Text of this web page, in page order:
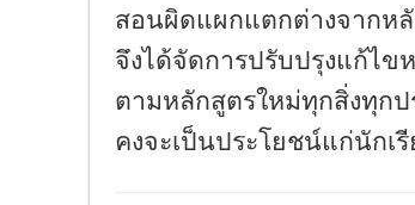
สอนผิดแผกแตกต่างจากห
จึงได้จัดการปรับปรุงแก้ไ
ตามหลักสูตรใหม่ทุกสิ่งทุก
คงจะเป็นประโยชน์แก่นัก